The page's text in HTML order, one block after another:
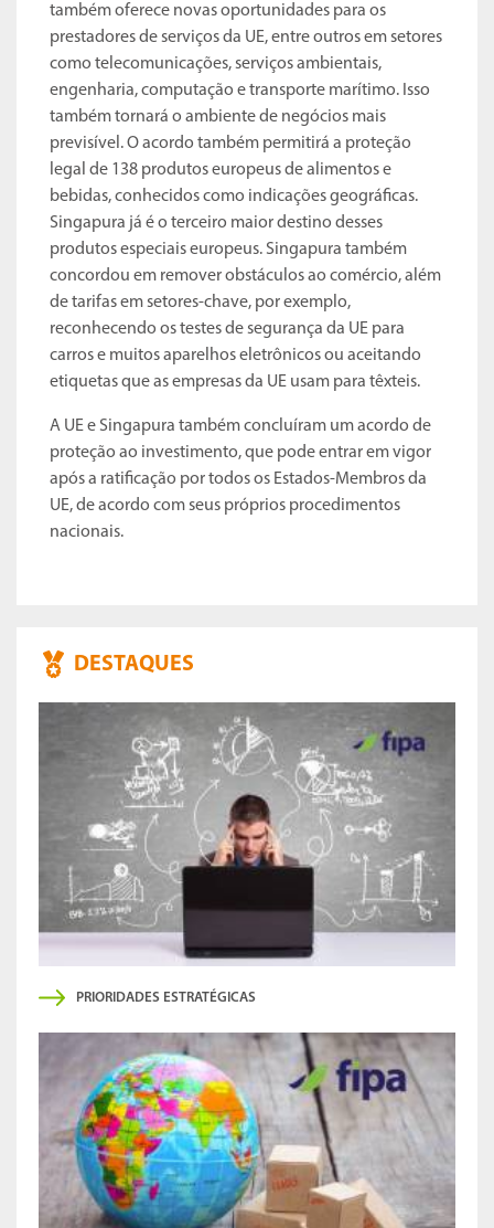
também oferece novas oportunidades para os
prestadores de serviços da UE, entre outros em setores
como telecomunicações, serviços ambientais,
engenharia, computação e transporte marítimo. Isso
também tornará o ambiente de negócios mais
previsível. O acordo também permitirá a proteção
legal de 138 produtos europeus de alimentos e
bebidas, conhecidos como indicações geográficas.
Singapura já é o terceiro maior destino desses
produtos especiais europeus. Singapura também
concordou em remover obstáculos ao comércio, além
de tarifas em setores-chave, por exemplo,
reconhecendo os testes de segurança da UE para
carros e muitos aparelhos eletrônicos ou aceitando
etiquetas que as empresas da UE usam para têxteis.
A UE e Singapura também concluíram um acordo de
proteção ao investimento, que pode entrar em vigor
após a ratificação por todos os Estados-Membros da
UE, de acordo com seus próprios procedimentos
nacionais.
DESTAQUES
PRIORIDADES ESTRATÉGICAS